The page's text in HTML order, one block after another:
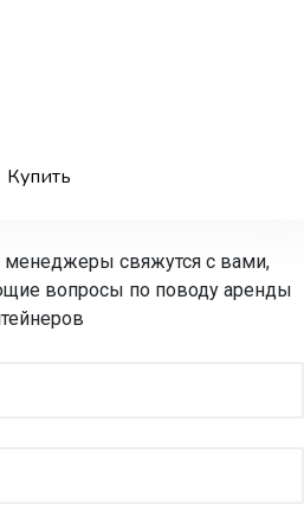
Купить
свяжутся с вами,
вопросы по поводу аренды